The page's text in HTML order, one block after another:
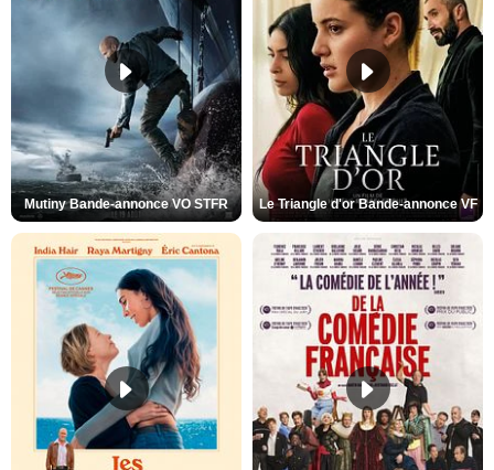
Mutiny Bande-annonce VO STFR Le Triangle d'or Bande-annonce VF